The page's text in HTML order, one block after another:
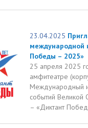
23.04.2025
международной
Победы – 2025»
25 апреля 2025
амфитеатре
Международный
событий Великой
– «Диктант